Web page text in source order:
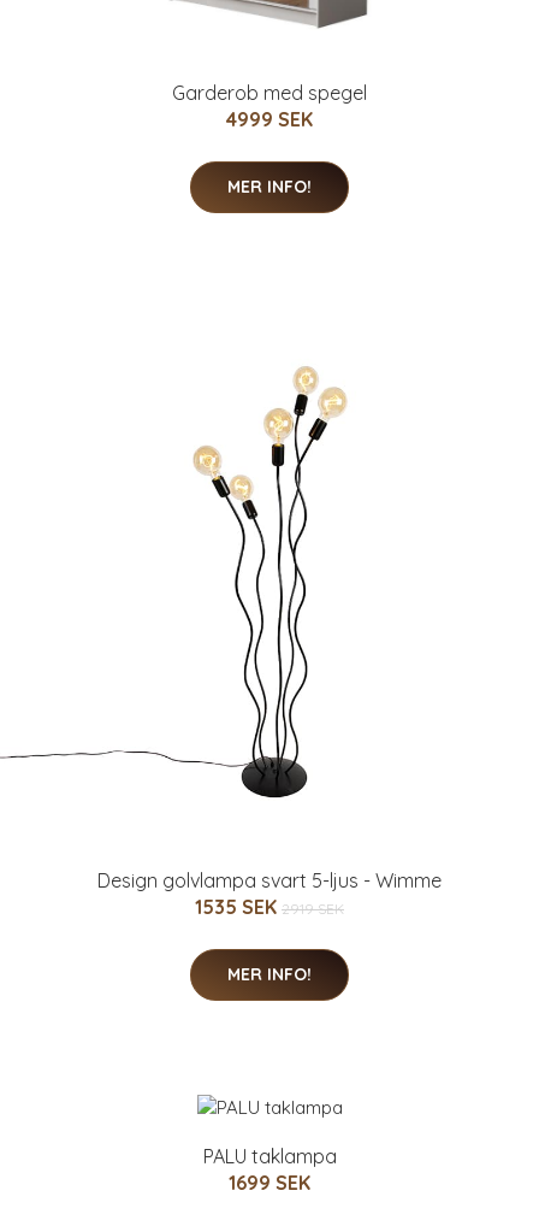
Garderob med spegel
4999 SEK
MER INFO!
Design golvlampa svart 5-ljus - Wimme
1535 SEK 2919 SEK
MER INFO!
PALU taklampa
1699 SEK